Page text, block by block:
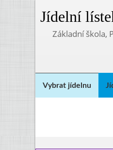
Jídelní
Základní škola,
Vybrat jídelnu